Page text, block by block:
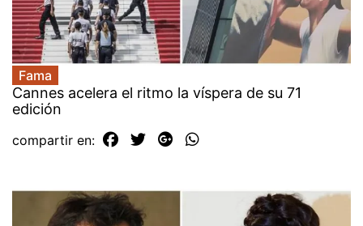
Fama
Cannes acelera el ritmo la víspera de su 71
edición
compartir en: